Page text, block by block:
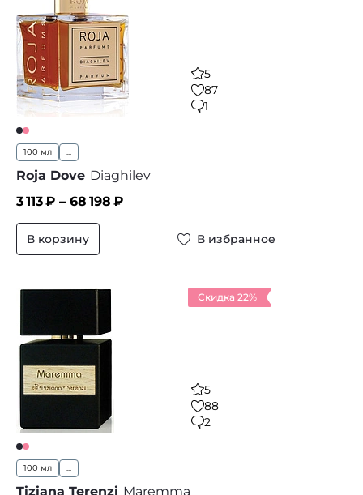
5
87
1
100 мл ...
Roja Dove Diaghilev
3 113₽ – 68 198 ₽
В корзину В избранное
Скидка 22%
5
88
2
100 мл ...
Tiziana Terenzi Maremma